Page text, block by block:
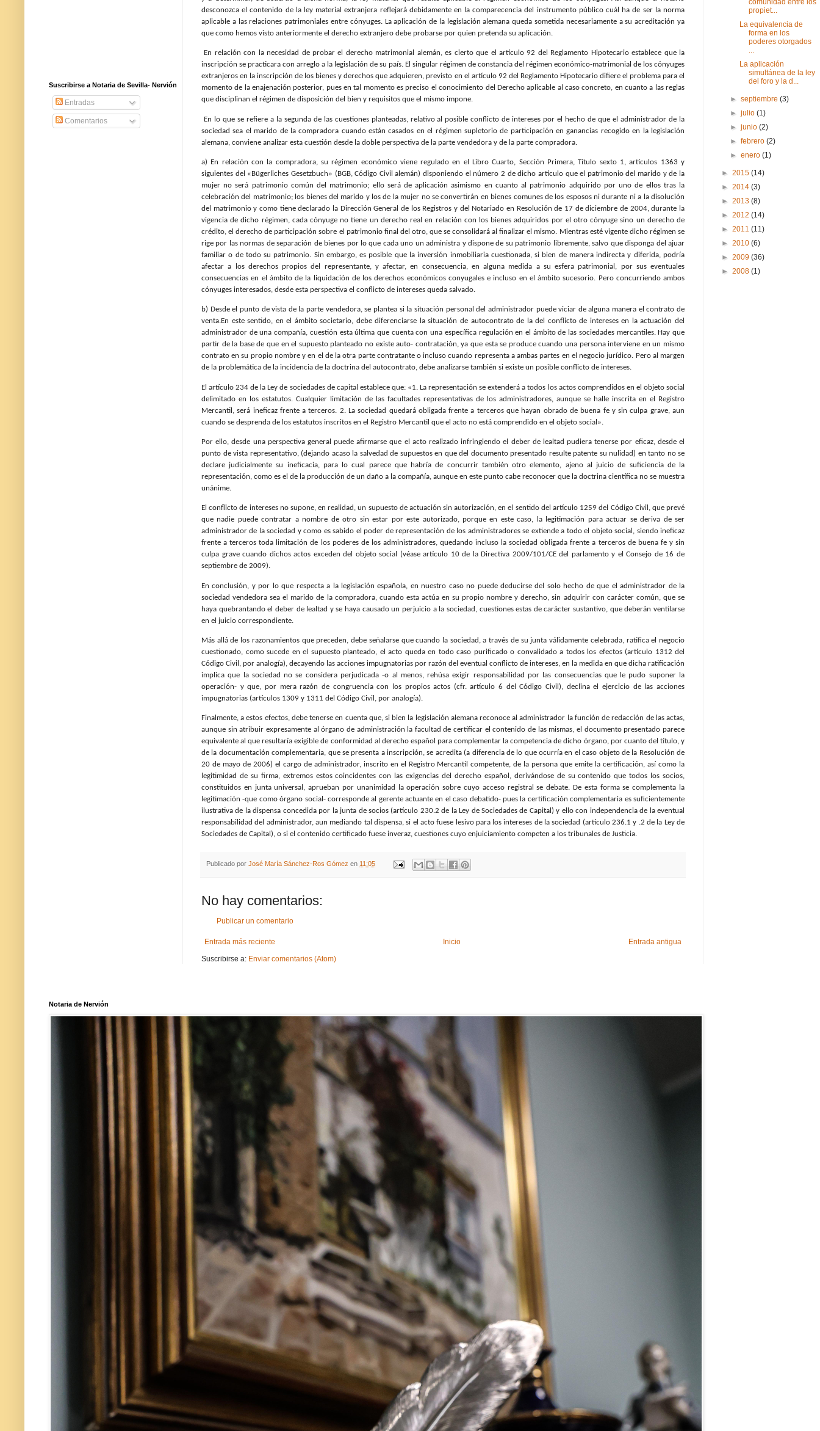
desconozca el contenido de la ley material extranjera reflejará debidamente en la comparecencia del instrumento público cuál ha de ser la norma
aplicable a las relaciones patrimoniales entre cónyuges. La aplicación de la legislación alemana queda sometida necesariamente a su acreditación ya
que como hemos visto anteriormente el derecho extranjero debe probarse por quien pretenda su aplicación.
En relación con la necesidad de probar el derecho matrimonial alemán, es cierto que el artículo 92 del Reglamento Hipotecario establece que la
inscripción se practicara con arreglo a la legislación de su país. El singular régimen de constancia del régimen económico-matrimonial de los cónyuges
extranjeros en la inscripción de los bienes y derechos que adquieren, previsto en el artículo 92 del Reglamento Hipotecario difiere el problema para el
momento de la enajenación posterior, pues en tal momento es preciso el conocimiento del Derecho aplicable al caso concreto, en cuanto a las reglas
que disciplinan el régimen de disposición del bien y requisitos que el mismo impone.
En lo que se refiere a la segunda de las cuestiones planteadas, relativo al posible conflicto de intereses por el hecho de que el administrador de la
sociedad sea el marido de la compradora cuando están casados en el régimen supletorio de participación en ganancias recogido en la legislación
alemana, conviene analizar esta cuestión desde la doble perspectiva de la parte vendedora y de la parte compradora.
a) En relación con la compradora, su régimen económico viene regulado en el Libro Cuarto, Sección Primera, Título sexto 1, artículos 1363 y
siguientes del «Bügerliches Gesetzbuch» (BGB, Código Civil alemán) disponiendo el número 2 de dicho artículo que el patrimonio del marido y de la
mujer no será patrimonio común del matrimonio; ello será de aplicación asimismo en cuanto al patrimonio adquirido por uno de ellos tras la
celebración del matrimonio; los bienes del marido y los de la mujer no se convertirán en bienes comunes de los esposos ni durante ni a la disolución
del matrimonio y como tiene declarado la Dirección General de los Registros y del Notariado en Resolución de 17 de diciembre de 2004, durante la
vigencia de dicho régimen, cada cónyuge no tiene un derecho real en relación con los bienes adquiridos por el otro cónyuge sino un derecho de
crédito, el derecho de participación sobre el patrimonio final del otro, que se consolidará al finalizar el mismo. Mientras esté vigente dicho régimen se
rige por las normas de separación de bienes por lo que cada uno un administra y dispone de su patrimonio libremente, salvo que disponga del ajuar
familiar o de todo su patrimonio. Sin embargo, es posible que la inversión inmobiliaria cuestionada, si bien de manera indirecta y diferida, podría
afectar a los derechos propios del representante, y afectar, en consecuencia, en alguna medida a su esfera patrimonial, por sus eventuales
consecuencias en el ámbito de la liquidación de los derechos económicos conyugales e incluso en el ámbito sucesorio. Pero concurriendo ambos
cónyuges interesados, desde esta perspectiva el conflicto de intereses queda salvado.
b) Desde el punto de vista de la parte vendedora, se plantea si la situación personal del administrador puede viciar de alguna manera el contrato de
venta.En este sentido, en el ámbito societario, debe diferenciarse la situación de autocontrato de la del conflicto de intereses en la actuación del
administrador de una compañía, cuestión esta última que cuenta con una específica regulación en el ámbito de las sociedades mercantiles. Hay que
partir de la base de que en el supuesto planteado no existe auto- contratación, ya que esta se produce cuando una persona interviene en un mismo
contrato en su propio nombre y en el de la otra parte contratante o incluso cuando representa a ambas partes en el negocio jurídico. Pero al margen
de la problemática de la incidencia de la doctrina del autocontrato, debe analizarse también si existe un posible conflicto de intereses.
El artículo 234 de la Ley de sociedades de capital establece que: «1. La representación se extenderá a todos los actos comprendidos en el objeto social
delimitado en los estatutos. Cualquier limitación de las facultades representativas de los administradores, aunque se halle inscrita en el Registro
Mercantil, será ineficaz frente a terceros. 2. La sociedad quedará obligada frente a terceros que hayan obrado de buena fe y sin culpa grave, aun
cuando se desprenda de los estatutos inscritos en el Registro Mercantil que el acto no está comprendido en el objeto social».
Por ello, desde una perspectiva general puede afirmarse que el acto realizado infringiendo el deber de lealtad pudiera tenerse por eficaz, desde el
punto de vista representativo, (dejando acaso la salvedad de supuestos en que del documento presentado resulte patente su nulidad) en tanto no se
declare judicialmente su ineficacia, para lo cual parece que habría de concurrir también otro elemento, ajeno al juicio de suficiencia de la
representación, como es el de la producción de un daño a la compañía, aunque en este punto cabe reconocer que la doctrina científica no se muestra
unánime.
El conflicto de intereses no supone, en realidad, un supuesto de actuación sin autorización, en el sentido del artículo 1259 del Código Civil, que prevé
que nadie puede contratar a nombre de otro sin estar por este autorizado, porque en este caso, la legitimación para actuar se deriva de ser
administrador de la sociedad y como es sabido el poder de representación de los administradores se extiende a todo el objeto social, siendo ineficaz
frente a terceros toda limitación de los poderes de los administradores, quedando incluso la sociedad obligada frente a terceros de buena fe y sin
culpa grave cuando dichos actos exceden del objeto social (véase artículo 10 de la Directiva 2009/101/CE del parlamento y el Consejo de 16 de
septiembre de 2009).
En conclusión, y por lo que respecta a la legislación española, en nuestro caso no puede deducirse del solo hecho de que el administrador de la
sociedad vendedora sea el marido de la compradora, cuando esta actúa en su propio nombre y derecho, sin adquirir con carácter común, que se
haya quebrantando el deber de lealtad y se haya causado un perjuicio a la sociedad, cuestiones estas de carácter sustantivo, que deberán ventilarse
en el juicio correspondiente.
Más allá de los razonamientos que preceden, debe señalarse que cuando la sociedad, a través de su junta válidamente celebrada, ratifica el negocio
cuestionado, como sucede en el supuesto planteado, el acto queda en todo caso purificado o convalidado a todos los efectos (artículo 1312 del
Código Civil, por analogía), decayendo las acciones impugnatorias por razón del eventual conflicto de intereses, en la medida en que dicha ratificación
implica que la sociedad no se considera perjudicada -o al menos, rehúsa exigir responsabilidad por las consecuencias que le pudo suponer la
operación- y que, por mera razón de congruencia con los propios actos (cfr. artículo 6 del Código Civil), declina el ejercicio de las acciones
impugnatorias (artículos 1309 y 1311 del Código Civil, por analogía).
Finalmente, a estos efectos, debe tenerse en cuenta que, si bien la legislación alemana reconoce al administrador la función de redacción de las actas,
aunque sin atribuir expresamente al órgano de administración la facultad de certificar el contenido de las mismas, el documento presentado parece
equivalente al que resultaría exigible de conformidad al derecho español para complementar la competencia de dicho órgano, por cuanto del título, y
de la documentación complementaria, que se presenta a inscripción, se acredita (a diferencia de lo que ocurría en el caso objeto de la Resolución de
20 de mayo de 2006) el cargo de administrador, inscrito en el Registro Mercantil competente, de la persona que emite la certificación, así como la
legitimidad de su firma, extremos estos coincidentes con las exigencias del derecho español, derivándose de su contenido que todos los socios,
constituidos en junta universal, aprueban por unanimidad la operación sobre cuyo acceso registral se debate. De esta forma se complementa la
legitimación -que como órgano social- corresponde al gerente actuante en el caso debatido- pues la certificación complementaria es suficientemente
ilustrativa de la dispensa concedida por la junta de socios (artículo 230.2 de la Ley de Sociedades de Capital) y ello con independencia de la eventual
responsabilidad del administrador, aun mediando tal dispensa, si el acto fuese lesivo para los intereses de la sociedad (artículo 236.1 y .2 de la Ley de
Sociedades de Capital), o si el contenido certificado fuese inveraz, cuestiones cuyo enjuiciamiento competen a los tribunales de Justicia.
Publicado por José María Sánchez-Ros Gómez en 11:05
No hay comentarios:
Publicar un comentario
Entrada más reciente Entrada antigua
Inicio
Suscribirse a: Enviar comentarios (Atom)
Suscribirse a Notaria de Sevilla- Nervión
Entradas
Comentarios
comunidad entre los
propiet...
La equivalencia de
forma en los
poderes otorgados
...
La aplicación
simultánea de la ley
del foro y la d...
►septiembre(3)
►julio(1)
►junio(2)
►febrero(2)
►enero(1)
► 2015 (14)
► 2014 (3)
► 2013 (8)
► 2012 (14)
► 2011 (11)
► 2010 (6)
► 2009 (36)
► 2008 (1)
Notaria de Nervión